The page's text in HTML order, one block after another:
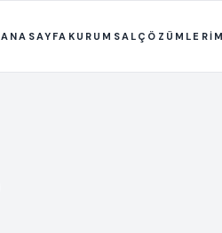
ANASAYFA KURUMSAL